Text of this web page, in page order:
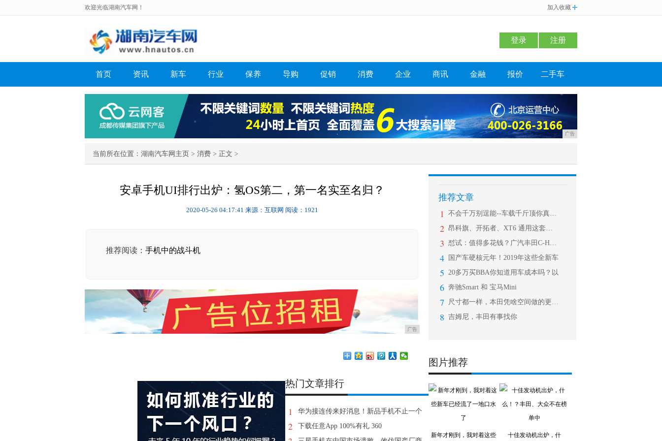
欢迎光临湖南汽车网！ 加入收藏
登录 注册
首页 资讯 新车 行业 保养 导购 促销 消费 企业 商讯 金融 报价 二手车
广告
当前所在位置： 湖南汽车网主页 > 消费 > 正文 >
安卓手机UI排行出炉：氢OS第二，第一名实至名归？
2020-05-26 04:17:41 来源：互联网 阅读：1921
推荐阅读： 手机中的战斗机
广告
推荐文章
1 不会千万别逞能--车载千斤顶你真会用
2 昂科旗、开拓者、XT6 通用这套组合
3 怼试：值得多花钱？广汽丰田C-HR对
4 国产车硬核元年！2019年这些全新车
5 20多万买BBA你知道用车成本吗？以
6 奔驰Smart 和 宝马Mini
7 尺寸都一样，本田凭啥空间做的更大？
8 吉姆尼，丰田有事找你
图片推荐
新年才刚到，我对着这些 十佳发动机出炉，什
热门文章排行
1 华为接连传来好消息！新品手机不止一个
2 下载任意App 100%有礼 360